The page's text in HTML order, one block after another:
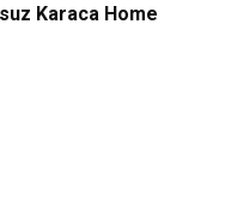
Karaca Home